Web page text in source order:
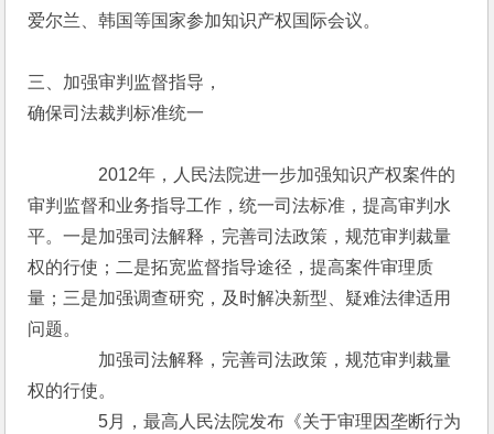
爱尔兰、韩国等国家参加知识产权国际会议。
三、加强审判监督指导，
确保司法裁判标准统一
2012年，人民法院进一步加强知识产权案件的
审判监督和业务指导工作，统一司法标准，提高审判水
平。一是加强司法解释，完善司法政策，规范审判裁量
权的行使；二是拓宽监督指导途径，提高案件审理质
量；三是加强调查研究，及时解决新型、疑难法律适用
问题。
加强司法解释，完善司法政策，规范审判裁量
权的行使。
5月，最高人民法院发布《关于审理因垄断行为